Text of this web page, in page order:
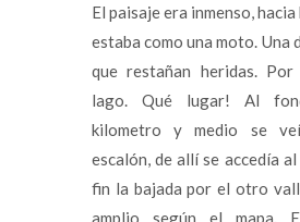
El paisaje era inmenso,
estaba como una moto. Una
que restañan heridas.
lago. Qué lugar! Al
kilometro y medio se
escalón, de allí se accedía
fin la bajada por el otro
amplio según el mapa.